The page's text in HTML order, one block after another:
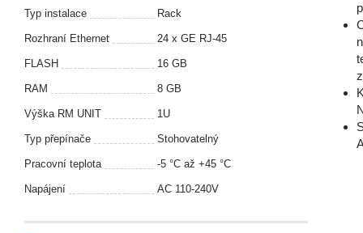
Typ instalace Rack
Rozhraní Ethernet 24 x GE RJ-45
FLASH 16 GB
RAM 8 GB
Výška RM UNIT 1U
Typ přepínače Stohovatelný
Pracovní teplota -5 °С až +45 °С
Napájení AC 110-240V